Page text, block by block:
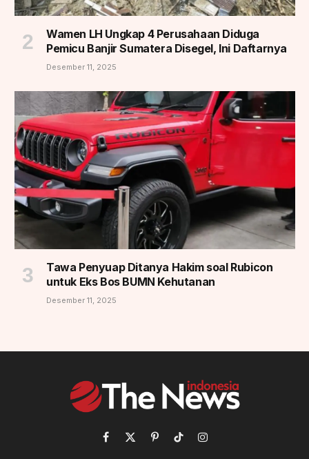
Wamen LH Ungkap 4 Perusahaan Diduga
Pemicu Banjir Sumatera Disegel, Ini Daftarnya
Desember 11, 2025
Tawa Penyuap Ditanya Hakim soal Rubicon
untuk Eks Bos BUMN Kehutanan
Desember 11, 2025
Facebook
X
PinterestTikTokInstagram